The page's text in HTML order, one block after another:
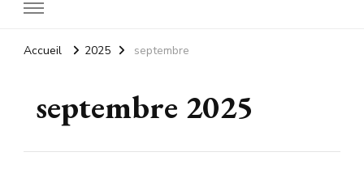
Accueil 2025 septembre
septembre 2025